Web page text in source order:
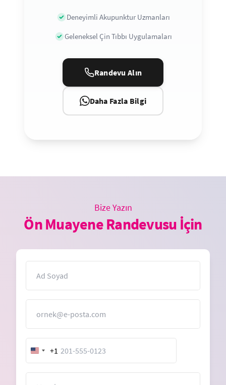
Deneyimli Akupunktur Uzmanları
Geleneksel Çin Tıbbı Uygulamaları
Randevu Alın
Daha Fazla Bilgi
Bize Yazın
Ön Muayene Randevusu İçin
United
States
+1